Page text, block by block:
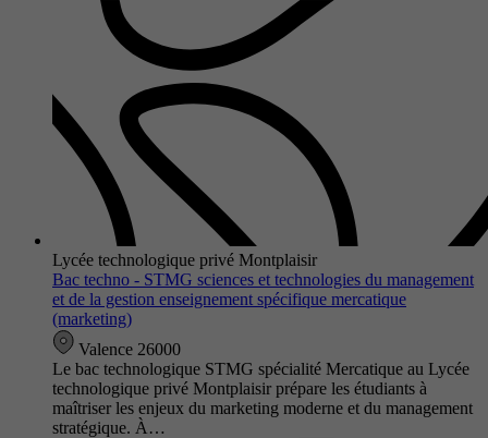
Lycée technologique privé Montplaisir
Bac techno - STMG sciences et technologies du management
et de la gestion enseignement spécifique mercatique
(marketing)
Valence 26000
Le bac technologique STMG spécialité Mercatique au Lycée
technologique privé Montplaisir prépare les étudiants à
maîtriser les enjeux du marketing moderne et du management
stratégique. À…